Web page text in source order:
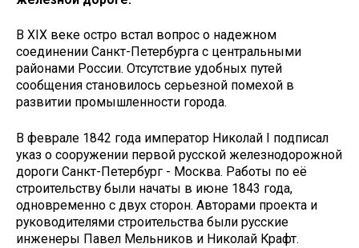
В XIX веке остро встал вопрос о надежном
соединении Санкт-Петербурга с центральными
районами России. Отсутствие удобных путей
сообщения становилось серьезной помехой в
развитии промышленности города.
В феврале 1842 года император Николай I подписал
указ о сооружении первой русской железнодорожной
дороги Санкт-Петербург - Москва. Работы по её
строительству были начаты в июне 1843 года,
одновременно с двух сторон. Авторами проекта и
руководителями строительства были русские
инженеры Павел Мельников и Николай Крафт.